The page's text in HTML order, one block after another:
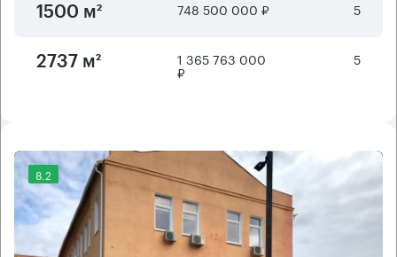
1500 м² 748 500 000 ₽ 5
2737 м² 1 365 763 000
₽
5
8.2